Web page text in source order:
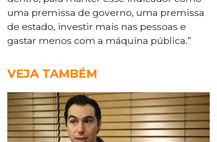
uma premissa de governo, uma premissa
de estado, investir mais nas pessoas e
gastar menos com a máquina pública.”
VEJA TAMBÉM